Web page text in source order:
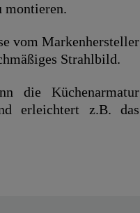
montieren.
vom Markenhersteller
Strahlbild.
die Küchenarmatur
erleichtert z.B. das